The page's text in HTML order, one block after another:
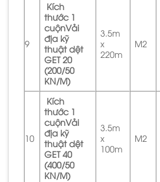
9
Kích
thước 1
cuộnVải
địa kỹ
thuật dệt
GET 20
(200/50
KN/M)
3.5m
x
220m
M2
10
Kích
thước 1
cuộnVải
địa kỹ
thuật dệt
GET 40
(400/50
KN/M)
3.5m
x
100m
M2